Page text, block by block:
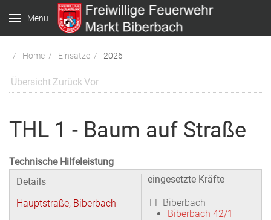
Menu
Home Einsätze 2026
Übersicht ZurückVor
THL 1 - Baum auf Straße
Technische Hilfeleistung
Details
Hauptstraße, Biberbach
eingesetzte Kräfte
FF Biberbach
Biberbach 42/1